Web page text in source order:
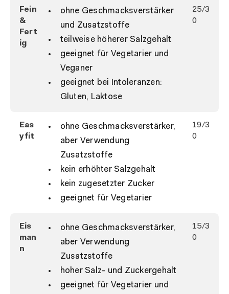
Fein
&
Fert
ig
ohne Geschmacksverstärker
und Zusatzstoffe
teilweise höherer Salzgehalt
geeignet für Vegetarier und
Veganer
geeignet bei Intoleranzen:
Gluten, Laktose
25/3
0
Eas
yfit
ohne Geschmacksverstärker,
aber Verwendung
Zusatzstoffe
kein erhöhter Salzgehalt
kein zugesetzter Zucker
geeignet für Vegetarier
19/3
0
Eis
man
n
ohne Geschmacksverstärker,
aber Verwendung
Zusatzstoffe
hoher Salz- und Zuckergehalt
geeignet für Vegetarier und
15/3
0